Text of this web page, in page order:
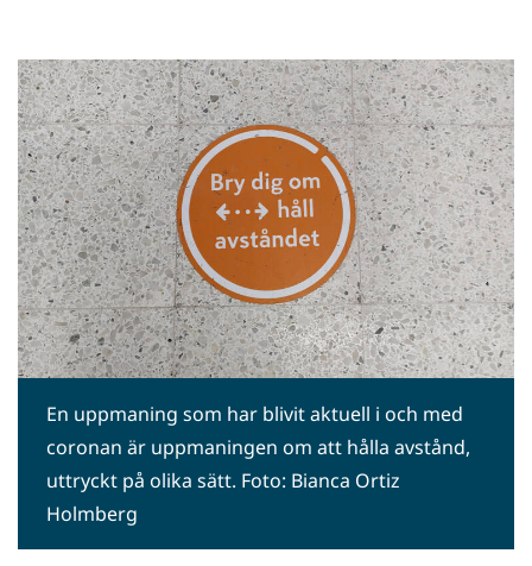
En uppmaning som har blivit aktuell i och med
coronan är uppmaningen om att hålla avstånd,
uttryckt på olika sätt. Foto: Bianca Ortiz
Holmberg